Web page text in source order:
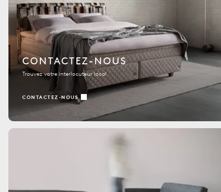
CONTACTEZ-NOUS
Trouvez votre interlocuteur local
CONTACTEZ-NOUS